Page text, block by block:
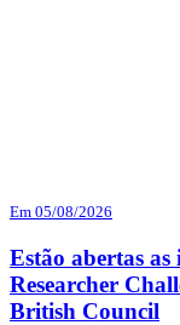
Em 05/08/2026
Estão abertas
Researcher
British Council